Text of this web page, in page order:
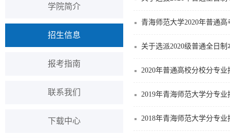
学院简介
招生信息
报考指南
联系我们
下载中心
青海师范大学2020年普通
关于选派2020级普通全日
2020年普通高校分校分专业
2019年青海师范大学分专业
2018年青海师范大学分专业